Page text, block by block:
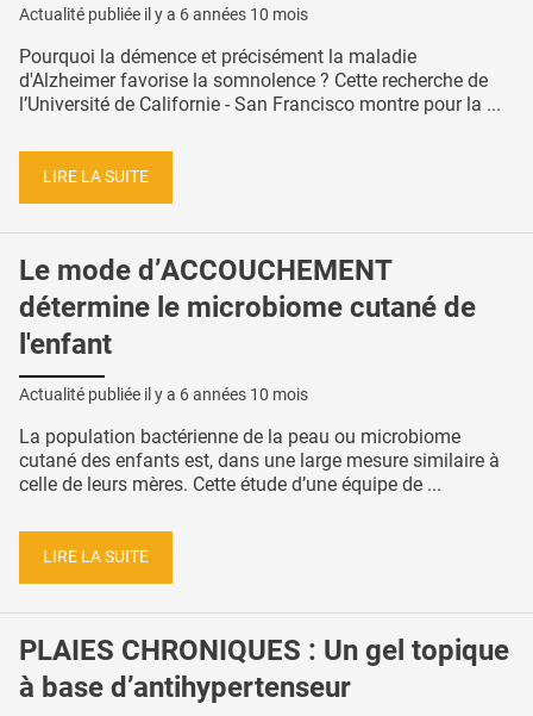
Actualité publiée il y a 6 années 10 mois
Pourquoi la démence et précisément la maladie
d'Alzheimer favorise la somnolence ? Cette recherche de
l’Université de Californie - San Francisco montre pour la ...
LIRE LA SUITE
Le mode d’ACCOUCHEMENT
détermine le microbiome cutané de
l'enfant
Actualité publiée il y a 6 années 10 mois
La population bactérienne de la peau ou microbiome
cutané des enfants est, dans une large mesure similaire à
celle de leurs mères. Cette étude d’une équipe de ...
LIRE LA SUITE
PLAIES CHRONIQUES : Un gel topique
à base d’antihypertenseur